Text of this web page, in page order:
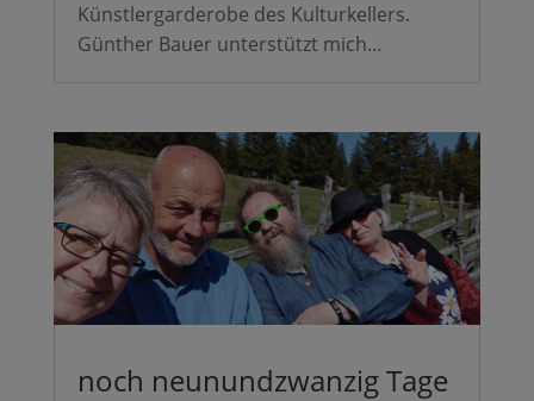
Künstlergarderobe des Kulturkellers.
Günther Bauer unterstützt mich…
noch neunundzwanzig Tage